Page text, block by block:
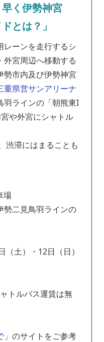
く伊勢神宮
とは？」
レーンを走行するシ
外宮周辺へ移動する
勢市内及び伊勢神宮
重県営サンアリーナ
羽ラインの「朝熊東I
や外宮にシャトル
渋滞にはまることも
場
勢二見鳥羽ラインの
土）・12日（日）
トルバス運賃は無
のサイトをご参考